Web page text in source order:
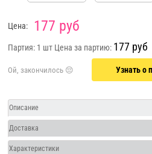
Цена: 177 руб
Партия: 1 шт Цена за партию: 177 руб
Узнать о
Описание
Доставка
Характеристики